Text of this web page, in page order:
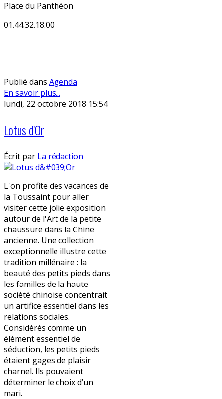
Place du Panthéon
01.44.32.18.00
Publié dans Agenda
En savoir plus...
lundi, 22 octobre 2018 15:54
Lotus d'Or
Écrit par La rédaction
L'on profite des vacances de
la Toussaint pour aller
visiter cette jolie exposition
autour de l'Art de la petite
chaussure dans la Chine
ancienne. Une collection
exceptionnelle illustre cette
tradition millénaire : la
beauté des petits pieds dans
les familles de la haute
société chinoise concentrait
un artifice essentiel dans les
relations sociales.
Considérés comme un
élément essentiel de
séduction, les petits pieds
étaient gages de plaisir
charnel. Ils pouvaient
déterminer le choix d’un
mari.